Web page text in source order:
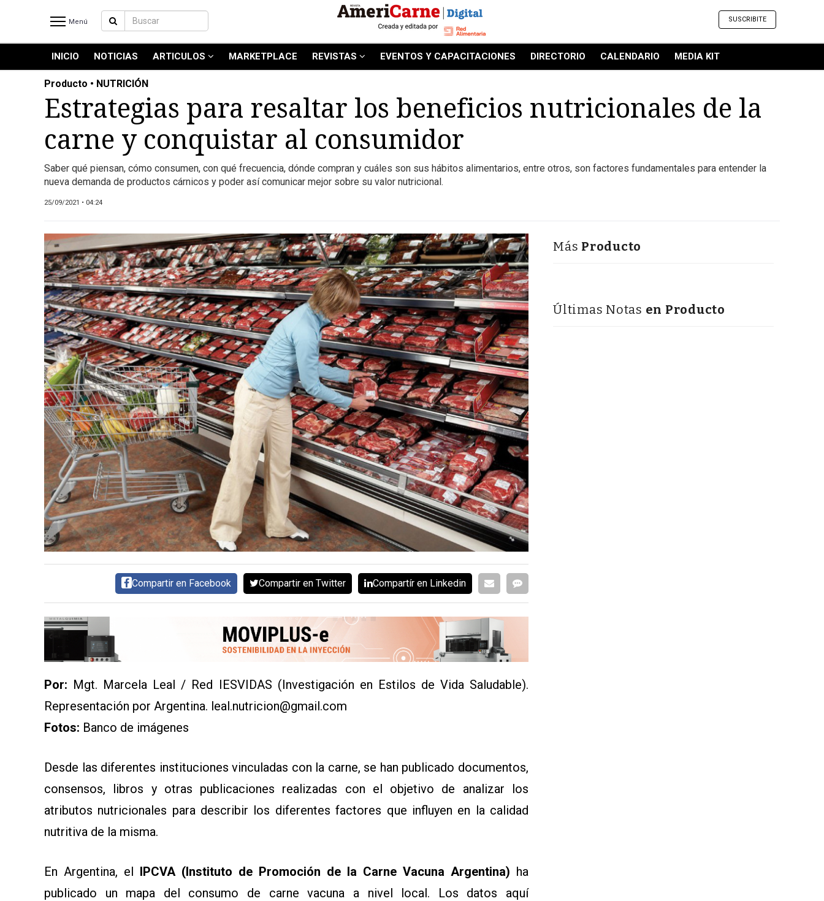
NOTICIAS RECIENTES
NOTICIAS
ARTICULOS
PRODUCCIÓN
PRODUCTO
NUEVOS PRODUCTOS
MARKETPLACE
REVISTAS
CATÁLOGO DE CORTES DE
CARNE VACUNA
EVENTOS Y
CAPACITACIONES
DIRECTORIO
CALENDARIO
MEDIA KIT
TEMAS DESTACADOS
CARNE
FRIGORIFICO
VACAS
INVESTIGACIÓN
AGRO
CONCURSO
PREMIO
PRIVACIDAD
QUIENES
Menú SUSCRIBITE
INICIO NOTICIAS ARTICULOS MARKETPLACE REVISTAS EVENTOS Y CAPACITACIONES DIRECTORIO CALENDARIO MEDIA KIT
Producto • NUTRICIÓN
Estrategias para resaltar los beneficios nutricionales de la
carne y conquistar al consumidor
Saber qué piensan, cómo consumen, con qué frecuencia, dónde compran y cuáles son sus hábitos alimentarios, entre otros, son factores fundamentales para entender la
nueva demanda de productos cárnicos y poder así comunicar mejor sobre su valor nutricional.
25/09/2021 • 04:24
Compartir en Facebook Compartir en Twitter Compartír en Linkedin
Por: Mgt. Marcela Leal / Red IESVIDAS (Investigación en Estilos de Vida Saludable).
Representación por Argentina. leal.nutricion@gmail.com
Fotos: Banco de imágenes
Desde las diferentes instituciones vinculadas con la carne, se han publicado documentos,
consensos, libros y otras publicaciones realizadas con el objetivo de analizar los
atributos nutricionales para describir los diferentes factores que influyen en la calidad
nutritiva de la misma.
En Argentina, el IPCVA (Instituto de Promoción de la Carne Vacuna Argentina) ha
publicado un mapa del consumo de carne vacuna a nivel local. Los datos aquí
Más Producto
Últimas Notas en Producto